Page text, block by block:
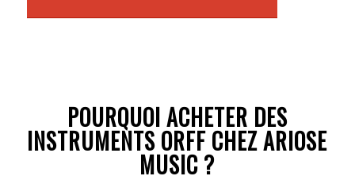
POURQUOI ACHETER DES
INSTRUMENTS ORFF CHEZ ARIOSE
MUSIC ?